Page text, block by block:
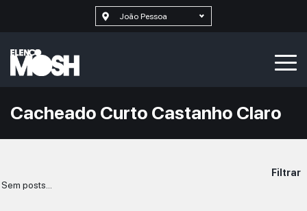
João Pessoa
Cacheado Curto Castanho Claro
Filtrar
Sem posts...